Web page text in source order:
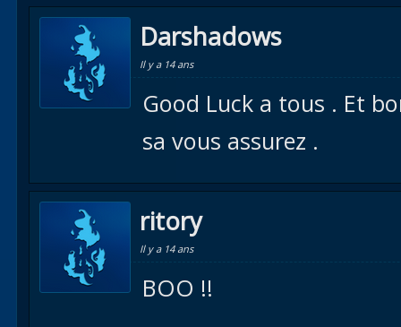
Darshadows
Il y a 14 ans
Good Luck a tous . Et
sa vous assurez .
ritory
Il y a 14 ans
BOO !!